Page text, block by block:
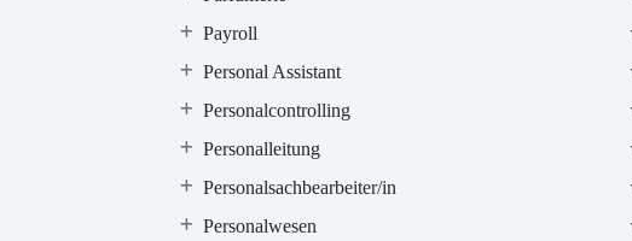
Payroll
Personal Assistant
Personalcontrolling
Personalleitung
Personalsachbearbeiter/in
Personalwesen